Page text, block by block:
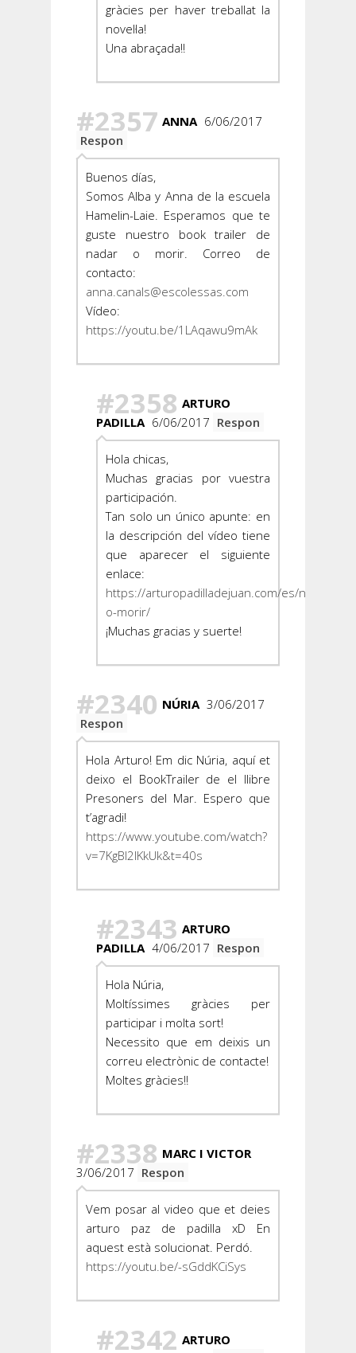
gràcies per haver treballat la
novel·la!
Una abraçada!!
#2357 ANNA 6/06/2017
Respon
Buenos días,
Somos Alba y Anna de la escuela
Hamelin-Laie. Esperamos que te
guste nuestro book trailer de
nadar o morir. Correo de
contacto:
anna.canals@escolessas.com
Vídeo:
https://youtu.be/1LAqawu9mAk
#2358 ARTURO
PADILLA 6/06/2017 Respon
Hola chicas,
Muchas gracias por vuestra
participación.
Tan solo un único apunte: en
la descripción del vídeo tiene
que aparecer el siguiente
enlace:
https://arturopadilladejuan.com/es/nadar-
o-morir/
¡Muchas gracias y suerte!
#2340 NÚRIA 3/06/2017
Respon
Hola Arturo! Em dic Núria, aquí et
deixo el BookTrailer de el llibre
Presoners del Mar. Espero que
t’agradi!
https://www.youtube.com/watch?
v=7KgBI2IKkUk&t=40s
#2343 ARTURO
PADILLA 4/06/2017 Respon
Hola Núria,
Moltíssimes gràcies per
participar i molta sort!
Necessito que em deixis un
correu electrònic de contacte!
Moltes gràcies!!
#2338 MARC I VICTOR
3/06/2017 Respon
Vem posar al video que et deies
arturo paz de padilla xD En
aquest està solucionat. Perdó.
https://youtu.be/-sGddKCiSys
#2342 ARTURO